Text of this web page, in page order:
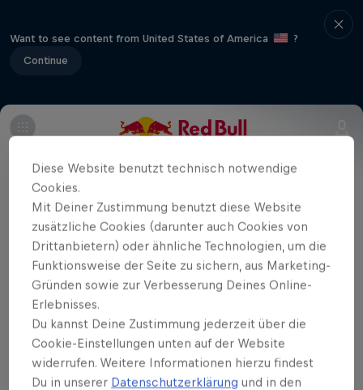
Want to see content from United States of America
?
Continue
Die Formel E kehrt auf die Straßen von
São Paulo zurück, um die Saison zu
eröffnen. Im Sambadrom werden die Fans
zum ersten Mal den schnelleren,
stärkeren und nachhaltigeren GEN3 Evo-
Rennwagen sehen.
Diese Website benutzt technisch notwendige
Cookies.
Mit Deiner Zustimmung benutzt diese Website
zusätzliche Cookies (darunter auch Cookies von
Drittanbietern) oder ähnliche Technologien, um die
Funktionsweise der Seite zu sichern, aus Marketing-
Gründen sowie zur Verbesserung Deines Online-
Erlebnisses.
Du kannst Deine Zustimmung jederzeit über die
Cookie-Einstellungen unten auf der Website
widerrufen. Weitere Informationen hierzu findest
Du in unserer Datenschutzerklärung und in den